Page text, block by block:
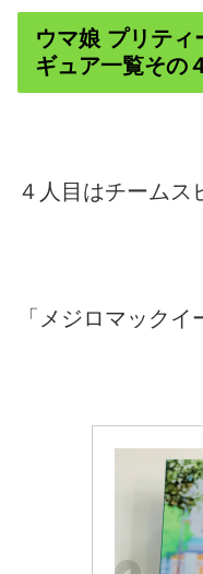
ウマ娘 プリティ
ギュア一覧その
４人目はチームス
「メジロマックイ